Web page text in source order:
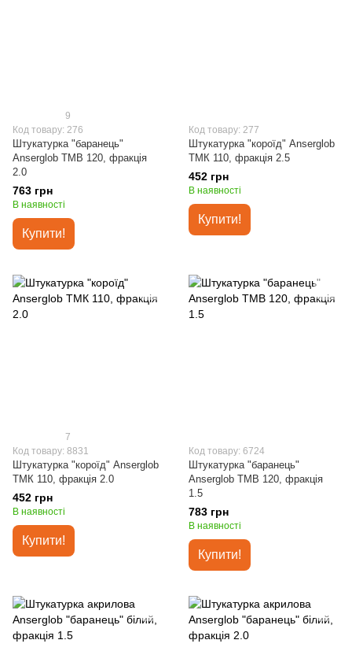
9
Код товару: 276
Штукатурка "баранець"
Anserglob ТМВ 120, фракція
2.0
763 грн
В наявності
Купити!
Код товару: 277
Штукатурка "короїд" Anserglob
ТМК 110, фракція 2.5
452 грн
В наявності
Купити!
7
Код товару: 8831
Штукатурка "короїд" Anserglob
ТМК 110, фракція 2.0
452 грн
В наявності
Купити!
Код товару: 6724
Штукатурка "баранець"
Anserglob ТМВ 120, фракція
1.5
783 грн
В наявності
Купити!